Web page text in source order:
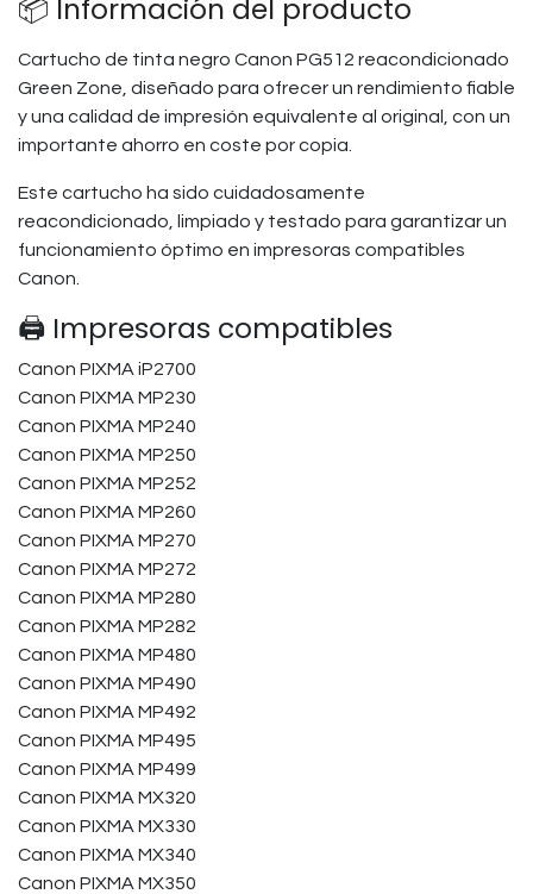
📦 Información del producto
Cartucho de tinta negro Canon PG512 reacondicionado
Green Zone, diseñado para ofrecer un rendimiento fiable
y una calidad de impresión equivalente al original, con un
importante ahorro en coste por copia.
Este cartucho ha sido cuidadosamente
reacondicionado, limpiado y testado para garantizar un
funcionamiento óptimo en impresoras compatibles
Canon.
🖨️ Impresoras compatibles
Canon PIXMA iP2700
Canon PIXMA MP230
Canon PIXMA MP240
Canon PIXMA MP250
Canon PIXMA MP252
Canon PIXMA MP260
Canon PIXMA MP270
Canon PIXMA MP272
Canon PIXMA MP280
Canon PIXMA MP282
Canon PIXMA MP480
Canon PIXMA MP490
Canon PIXMA MP492
Canon PIXMA MP495
Canon PIXMA MP499
Canon PIXMA MX320
Canon PIXMA MX330
Canon PIXMA MX340
Canon PIXMA MX350